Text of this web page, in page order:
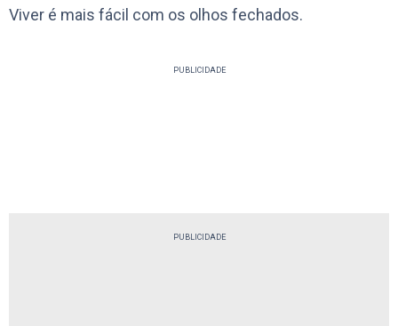
Viver é mais fácil com os olhos fechados.
PUBLICIDADE
PUBLICIDADE